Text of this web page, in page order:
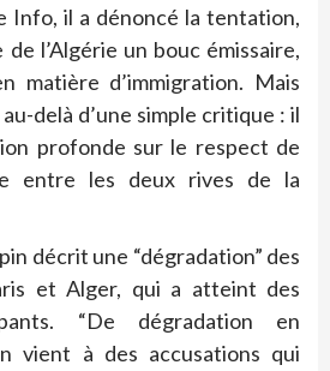
Info, il a dénoncé la tentation,
l’Algérie un bouc émissaire,
matière d’immigration. Mais
delà d’une simple critique : il
profonde sur le respect de
entre les deux rives de la
décrit une “dégradation” des
et Alger, qui a atteint des
“De dégradation en
vient à des accusations qui